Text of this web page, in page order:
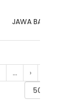
... ›
JAWA BARAT